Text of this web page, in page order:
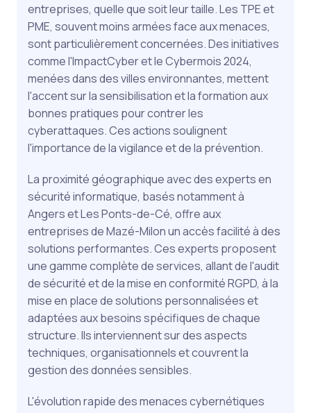
entreprises, quelle que soit leur taille. Les TPE et
PME, souvent moins armées face aux menaces,
sont particulièrement concernées. Des initiatives
comme l'ImpactCyber et le Cybermois 2024,
menées dans des villes environnantes, mettent
l'accent sur la sensibilisation et la formation aux
bonnes pratiques pour contrer les
cyberattaques. Ces actions soulignent
l'importance de la vigilance et de la prévention.
La proximité géographique avec des experts en
sécurité informatique, basés notamment à
Angers et Les Ponts-de-Cé, offre aux
entreprises de Mazé-Milon un accès facilité à des
solutions performantes. Ces experts proposent
une gamme complète de services, allant de l'audit
de sécurité et de la mise en conformité RGPD, à la
mise en place de solutions personnalisées et
adaptées aux besoins spécifiques de chaque
structure. Ils interviennent sur des aspects
techniques, organisationnels et couvrent la
gestion des données sensibles.
L'évolution rapide des menaces cybernétiques